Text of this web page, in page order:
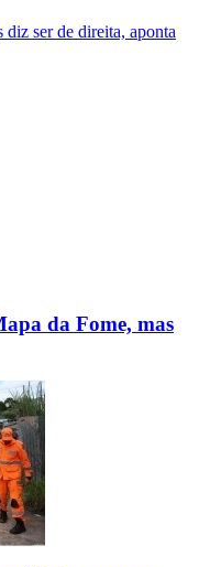
ser de direita, aponta
da Fome, mas